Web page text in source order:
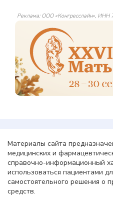
Реклама: ООО «Конгресслайн»,
Материалы сайта
медицинских и
справочно-информационный
использоваться пациентами
самостоятельного решения о
средств.